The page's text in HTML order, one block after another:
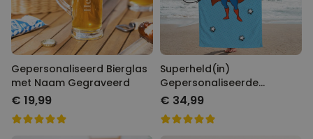
Gepersonaliseerd Bierglas
met Naam Gegraveerd
€ 19,99
Superheld(in)
Gepersonaliseerde Handdoek
met Gezicht als Comic
€ 34,99